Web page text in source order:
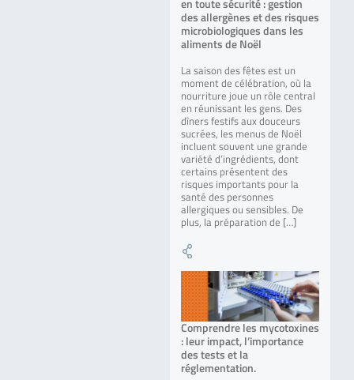
en toute sécurité : gestion
des allergènes et des risques
microbiologiques dans les
aliments de Noël
La saison des fêtes est un
moment de célébration, où la
nourriture joue un rôle central
en réunissant les gens. Des
dîners festifs aux douceurs
sucrées, les menus de Noël
incluent souvent une grande
variété d’ingrédients, dont
certains présentent des
risques importants pour la
santé des personnes
allergiques ou sensibles. De
plus, la préparation de […]
Comprendre les mycotoxines
: leur impact, l’importance
des tests et la
réglementation.